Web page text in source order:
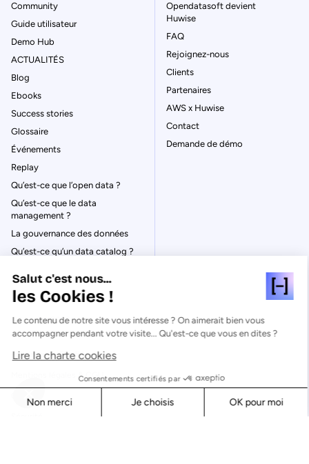
Community
Guide utilisateur
Demo Hub
ACTUALITÉS
Blog
Ebooks
Success stories
Glossaire
Événements
Replay
Qu’est-ce que l’open data ?
Qu’est-ce que le data
management ?
La gouvernance des données
Qu’est-ce qu’un data catalog ?
Opendatasoft devient
Huwise
FAQ
Rejoignez-nous
Clients
Partenaires
AWS x Huwise
Contact
Demande de démo
© Huwise 2026
Politique de Confidentialité
Mentions légales & CGU
Salut c'est nous...
les Cookies !
Le contenu de notre site vous intéresse ? On aimerait bien vous
accompagner pendant votre visite... Qu'est-ce que vous en dites ?
Lire la charte cookies
Consentements certifiés par
Non merci Je choisis
OK pour moi